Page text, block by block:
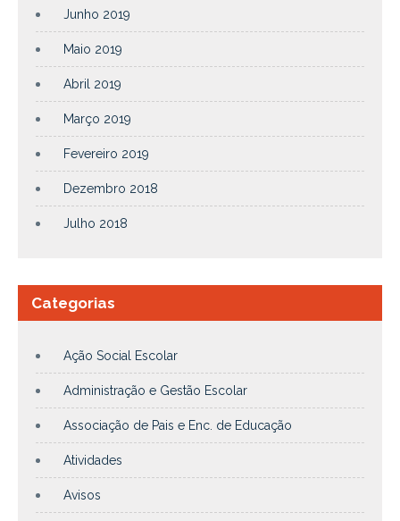
Junho 2019
Maio 2019
Abril 2019
Março 2019
Fevereiro 2019
Dezembro 2018
Julho 2018
Categorias
Ação Social Escolar
Administração e Gestão Escolar
Associação de Pais e Enc. de Educação
Atividades
Avisos